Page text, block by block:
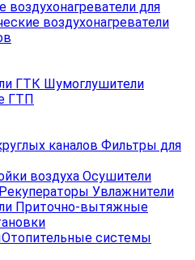
воздухонагреватели для
воздухонагреватели
ГТК Шумоглушители
ГТП
каналов Фильтры для
воздуха Осушители
Рекуператоры Увлажнители
Приточно-вытяжные
Отопительные системы